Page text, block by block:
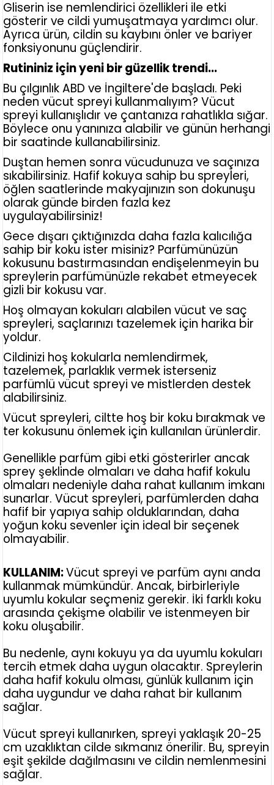
Gliserin ise nemlendirici özellikleri ile etki
gösterir ve cildi yumuşatmaya yardımcı olur.
Ayrıca ürün, cildin su kaybını önler ve bariyer
fonksiyonunu güçlendirir.
Rutininiz için yeni bir güzellik trendi...
Bu çılgınlık ABD ve İngiltere'de başladı. Peki
neden vücut spreyi kullanmalıyım? Vücut
spreyi kullanışlıdır ve çantanıza rahatlıkla sığar.
Böylece onu yanınıza alabilir ve günün herhangi
bir saatinde kullanabilirsiniz.
Duştan hemen sonra vücudunuza ve saçınıza
sıkabilirsiniz. Hafif kokuya sahip bu spreyleri,
öğlen saatlerinde makyajınızın son dokunuşu
olarak günde birden fazla kez
uygulayabilirsiniz!
Gece dışarı çıktığınızda daha fazla kalıcılığa
sahip bir koku ister misiniz? Parfümünüzün
kokusunu bastırmasından endişelenmeyin bu
spreylerin parfümünüzle rekabet etmeyecek
gizli bir kokusu var.
Hoş olmayan kokuları alabilen vücut ve saç
spreyleri, saçlarınızı tazelemek için harika bir
yoldur.
Cildinizi hoş kokularla nemlendirmek,
tazelemek, parlaklık vermek isterseniz
parfümlü vücut spreyi ve mistlerden destek
alabilirsiniz.
Vücut spreyleri, ciltte hoş bir koku bırakmak ve
ter kokusunu önlemek için kullanılan ürünlerdir.
Genellikle parfüm gibi etki gösterirler ancak
sprey şeklinde olmaları ve daha hafif kokulu
olmaları nedeniyle daha rahat kullanım imkanı
sunarlar. Vücut spreyleri, parfümlerden daha
hafif bir yapıya sahip olduklarından, daha
yoğun koku sevenler için ideal bir seçenek
olmayabilir.
KULLANIM:Vücut spreyi ve parfüm aynı anda
kullanmak mümkündür. Ancak, birbirleriyle
uyumlu kokular seçmeniz gerekir. İki farklı koku
arasında çekişme olabilir ve istenmeyen bir
koku oluşabilir.
Bu nedenle, aynı kokuyu ya da uyumlu kokuları
tercih etmek daha uygun olacaktır. Spreylerin
daha hafif kokulu olması, günlük kullanım için
daha uygundur ve daha rahat bir kullanım
sağlar.
Vücut spreyi kullanırken, spreyi yaklaşık 20-25
cm uzaklıktan cilde sıkmanız önerilir. Bu, spreyin
eşit şekilde dağılmasını ve cildin nemlenmesini
sağlar.